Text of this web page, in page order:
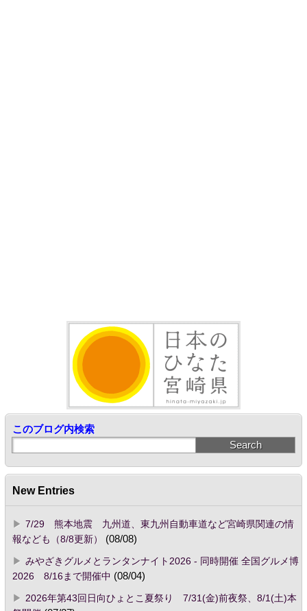
このブログ内検索
New Entries
7/29 熊本地震 九州道、東九州自動車道など宮崎県関連の情
報なども（8/8更新）
(08/08)
みやざきグルメとランタンナイト2026 - 同時開催 全国グルメ博
2026 8/16まで開催中 (08/04)
2026年第43回日向ひょとこ夏祭り 7/31(金)前夜祭、8/1(土)本